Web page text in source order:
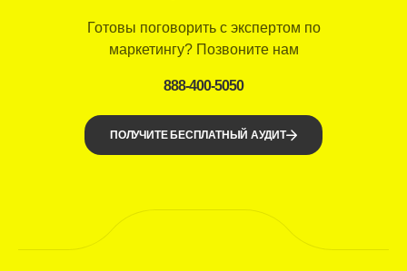
Готовы поговорить с экспертом по
маркетингу? Позвоните нам
888-400-5050
ПОЛУЧИТЕ БЕСПЛАТНЫЙ АУДИТ